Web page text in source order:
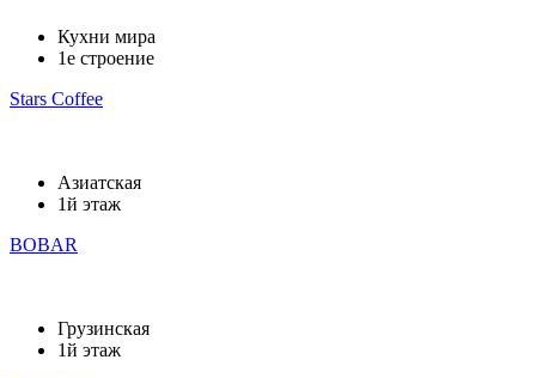
Кухни мира
1е строение
Stars Coffee
Азиатская
1й этаж
BOBAR
Грузинская
1й этаж